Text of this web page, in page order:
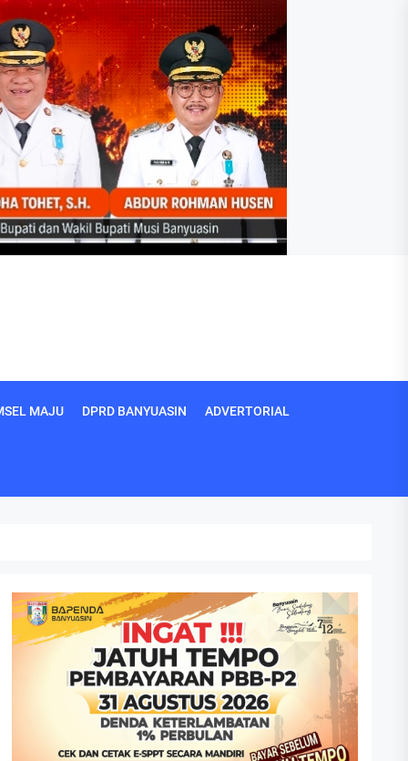
MAJU DPRD BANYUASIN ADVERTORIAL